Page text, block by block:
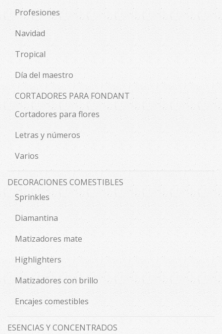
Profesiones
Navidad
Tropical
Día del maestro
CORTADORES PARA FONDANT
Cortadores para flores
Letras y números
Varios
DECORACIONES COMESTIBLES
Sprinkles
Diamantina
Matizadores mate
Highlighters
Matizadores con brillo
Encajes comestibles
ESENCIAS Y CONCENTRADOS